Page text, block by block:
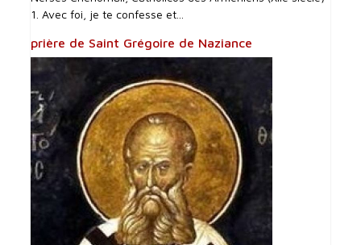
1. Avec foi, je te confesse et...
prière de Saint Grégoire de Naziance